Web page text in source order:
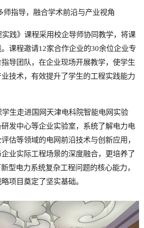
师指导，融合学术前沿与产业视角
实践》课程采用校企导师协同教学，将课
课程邀请12家合作企业的30余位企业专
导团队，在企业现场开展教学，使学生
技术，有效提升了学生的工程实践能力
生走进国网天津电科院智能电网实验
发中心等企业实验室，系统了解电力电
估等领域的电网前沿技术与创新应用，
业实际工程场景的深度融合，更培养了
型电力系统复杂工程问题的核心能力，
项目奠定了坚实基础。